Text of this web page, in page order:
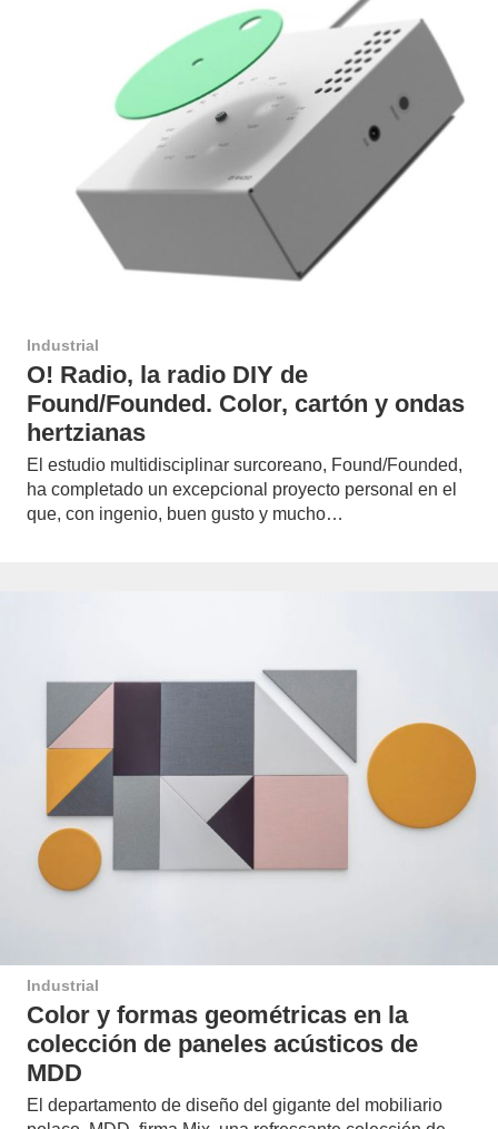
Industrial
O! Radio, la radio DIY de
Found/Founded. Color, cartón y ondas
hertzianas
El estudio multidisciplinar surcoreano, Found/Founded,
ha completado un excepcional proyecto personal en el
que, con ingenio, buen gusto y mucho…
Industrial
Color y formas geométricas en la
colección de paneles acústicos de
MDD
El departamento de diseño del gigante del mobiliario